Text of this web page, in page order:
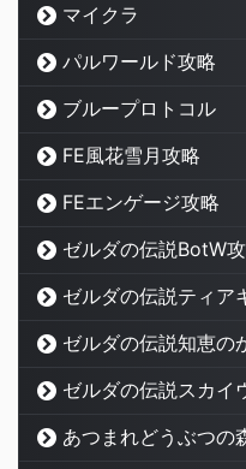
マイクラ
パルワールド攻略
ブループロトコル
FE風花雪月攻略
FEエンゲージ攻略
ゼルダの伝説BotW
ゼルダの伝説ティア
ゼルダの伝説知恵の
ゼルダの伝説スカイ
あつまれどうぶつの